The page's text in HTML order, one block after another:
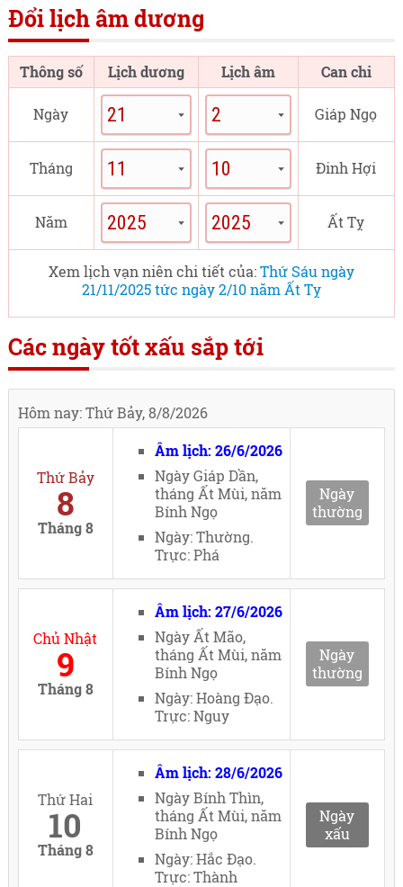
Đổi lịch âm dương
Thông số Lịch dương Lịch âm Can chi
Ngày Giáp Ngọ
Tháng Đinh Hợi
Năm Ất Tỵ
Xem lịch vạn niên chi tiết của:Thứ Sáu ngày
21/11/2025 tức ngày 2/10 năm Ất Tỵ
Các ngày tốt xấu sắp tới
Hôm nay: Thứ Bảy, 8/8/2026
Thứ Bảy
8
Tháng 8
Âm lịch: 26/6/2026
Ngày Giáp Dần,
tháng Ất Mùi, năm
Bính Ngọ
Ngày: Thường.
Trực: Phá
Ngày
thường
Chủ Nhật
9
Tháng 8
Âm lịch: 27/6/2026
Ngày Ất Mão,
tháng Ất Mùi, năm
Bính Ngọ
Ngày: Hoàng Đạo.
Trực: Nguy
Ngày
thường
Thứ Hai
10
Tháng 8
Âm lịch: 28/6/2026
Ngày Bính Thìn,
tháng Ất Mùi, năm
Bính Ngọ
Ngày: Hắc Đạo.
Trực: Thành
Ngày
xấu